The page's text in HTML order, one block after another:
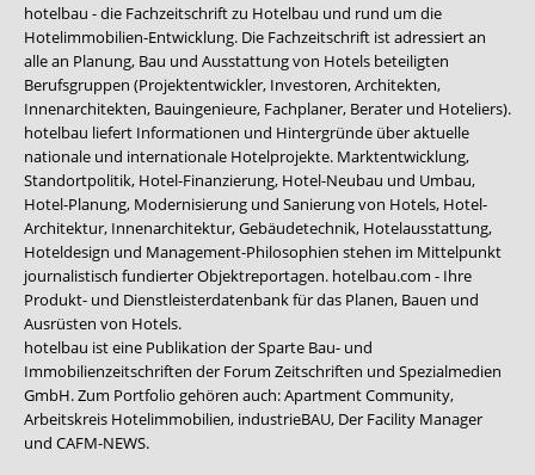
hotelbau - die Fachzeitschrift zu Hotelbau und rund um die
Hotelimmobilien-Entwicklung. Die Fachzeitschrift ist adressiert an
alle an Planung, Bau und Ausstattung von Hotels beteiligten
Berufsgruppen (Projektentwickler, Investoren, Architekten,
Innenarchitekten, Bauingenieure, Fachplaner, Berater und Hoteliers).
hotelbau liefert Informationen und Hintergründe über aktuelle
nationale und internationale Hotelprojekte. Marktentwicklung,
Standortpolitik, Hotel-Finanzierung, Hotel-Neubau und Umbau,
Hotel-Planung, Modernisierung und Sanierung von Hotels, Hotel-
Architektur, Innenarchitektur, Gebäudetechnik, Hotelausstattung,
Hoteldesign und Management-Philosophien stehen im Mittelpunkt
journalistisch fundierter Objektreportagen. hotelbau.com - Ihre
Produkt- und Dienstleisterdatenbank für das Planen, Bauen und
Ausrüsten von Hotels.
hotelbau ist eine Publikation der Sparte Bau- und
Immobilienzeitschriften der Forum Zeitschriften und Spezialmedien
GmbH. Zum Portfolio gehören auch:Apartment Community,
Arbeitskreis Hotelimmobilien, industrieBAU, Der Facility Manager
und CAFM-NEWS.